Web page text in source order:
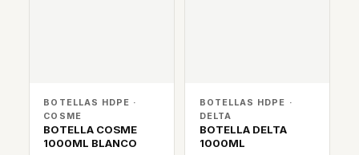
BOTELLAS HDPE ·
COSME
BOTELLA COSME
1000ML BLANCO
BOTELLAS HDPE ·
DELTA
BOTELLA DELTA
1000ML